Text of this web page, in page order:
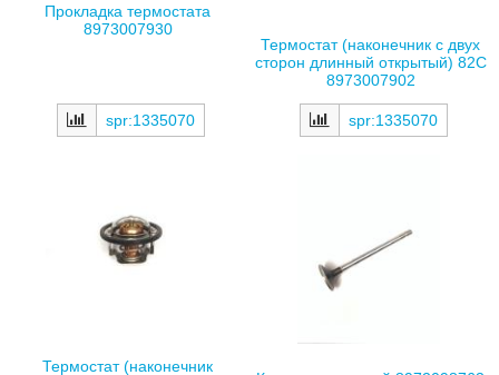
Прокладка термостата
8973007930
spr:1335070
Термостат (наконечник с двух
сторон длинный открытый) 82С
8973007902
spr:1335070
Термостат (наконечник